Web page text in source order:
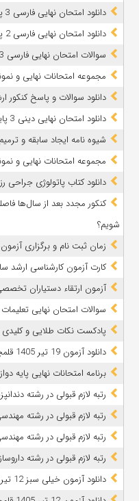
دانلود امتحان نهایی فارسی 3 پایه دوازدهم تیر 1405 + پاسخ
دانلود امتحان نهایی فارسی 2 پایه یازدهم تیر 1405 + پاسخ
سوالات امتحان نهایی فارسی 3 سال دوازدهم (1397 تا 1405)
مجموعه امتحانات نهایی و نمونه
دانلود سوالات و پاسخ کنکور ارشد
دانلود امتحان نهایی دینی 3 پایه دوازدهم تیر 1405 + پاسخ
شیوه نامه ایجاد سابقه و ترمیم
مجموعه امتحانات نهایی و نمونه
دانلود کتاب پاتولوژی جراحی رزای و
کنکور مجدد بعد از سال‌ها
شویم؟
زمان ثبت نام و برگزاری آزمون
کارت آزمون کارشناسی ارشد سال 1405 فردا منتشر
آزمون ارتقاء دستیاران تخصصی دندانپزشکی
سوالات امتحان نهایی تعلیمات دینی 3 سال دوازدهم
پادکست نکات طلایی و کلیدی
دانلود آزمون 19 تیر 1405 قلمچی
برنامه امتحانات نهایی پایه
رتبه لازم قبولی در رشته
رتبه لازم قبولی در رشته
رتبه لازم قبولی در رشته
رتبه لازم قبولی در رشته
دانلود آزمون خیلی سبز 12 تیر 1405 پایه دوازدهم و یازدهم (جامع دوم)